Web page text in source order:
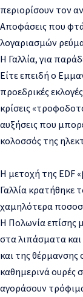
περιορίσουν τον
Αποφάσεις που
λογαριασμών
Η Γαλλία, για
Είτε επειδή ο
προεδρικές
κρίσεις
αυξήσεις που
κολοσσός της
Η μετοχή της EDF
Γαλλία κρατήθηκε
χαμηλότερα
Η Πολωνία επίσης
στα λιπάσματα
και της θέρμανσης
καθημερινά ουρές
αγοράσουν